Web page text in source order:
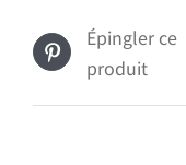
Épingler ce
produit